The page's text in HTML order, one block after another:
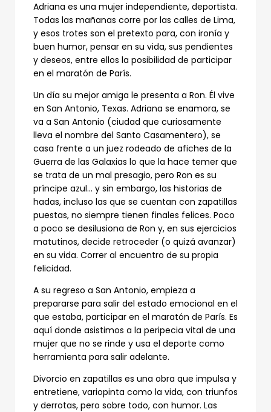
Adriana es una mujer independiente, deportista.
Todas las mañanas corre por las calles de Lima,
y esos trotes son el pretexto para, con ironía y
buen humor, pensar en su vida, sus pendientes
y deseos, entre ellos la posibilidad de participar
en el maratón de París.
Un día su mejor amiga le presenta a Ron. Él vive
en San Antonio, Texas. Adriana se enamora, se
va a San Antonio (ciudad que curiosamente
lleva el nombre del Santo Casamentero), se
casa frente a un juez rodeado de afiches de la
Guerra de las Galaxias lo que la hace temer que
se trata de un mal presagio, pero Ron es su
príncipe azul... y sin embargo, las historias de
hadas, incluso las que se cuentan con zapatillas
puestas, no siempre tienen finales felices. Poco
a poco se desilusiona de Ron y, en sus ejercicios
matutinos, decide retroceder (o quizá avanzar)
en su vida. Correr al encuentro de su propia
felicidad.
A su regreso a San Antonio, empieza a
prepararse para salir del estado emocional en el
que estaba, participar en el maratón de París. Es
aquí donde asistimos a la peripecia vital de una
mujer que no se rinde y usa el deporte como
herramienta para salir adelante.
Divorcio en zapatillas es una obra que impulsa y
entretiene, variopinta como la vida, con triunfos
y derrotas, pero sobre todo, con humor. Las